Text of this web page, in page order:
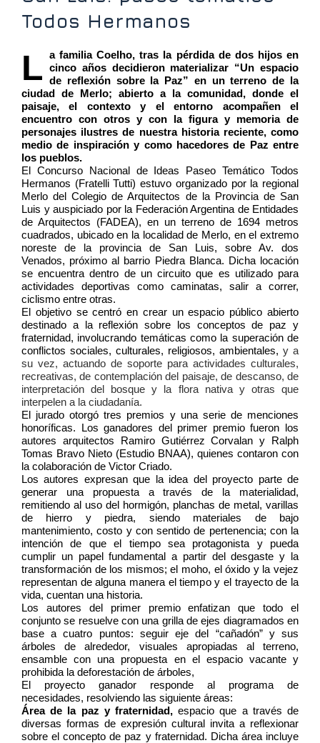
Todos Hermanos
La familia Coelho, tras la pérdida de dos hijos en
cinco años decidieron materializar “Un espacio
de reflexión sobre la Paz” en un terreno de la
ciudad de Merlo; abierto a la comunidad, donde el
paisaje, el contexto y el entorno acompañen el
encuentro con otros y con la figura y memoria de
personajes ilustres de nuestra historia reciente, como
medio de inspiración y como hacedores de Paz entre
los pueblos.
El Concurso Nacional de Ideas Paseo Temático Todos
Hermanos (Fratelli Tutti) estuvo organizado por la regional
Merlo del Colegio de Arquitectos de la Provincia de San
Luis y auspiciado por la Federación Argentina de Entidades
de Arquitectos (FADEA), en un terreno de 1694 metros
cuadrados, ubicado en la localidad de Merlo, en el extremo
noreste de la provincia de San Luis, sobre Av. dos
Venados, próximo al barrio Piedra Blanca. Dicha locación
se encuentra dentro de un circuito que es utilizado para
actividades deportivas como caminatas, salir a correr,
ciclismo entre otras.
El objetivo se centró en crear un espacio público abierto
destinado a la reflexión sobre los conceptos de paz y
fraternidad, involucrando temáticas como la superación de
conflictos sociales, culturales, religiosos, ambientales, y a
su vez, actuando de soporte para actividades culturales,
recreativas, de contemplación del paisaje, de descanso, de
interpretación del bosque y la flora nativa y otras que
interpelen a la ciudadanía.
El jurado otorgó tres premios y una serie de menciones
honoríficas. Los ganadores del primer premio fueron los
autores arquitectos Ramiro Gutiérrez Corvalan y Ralph
Tomas Bravo Nieto (Estudio BNAA), quienes contaron con
la colaboración de Victor Criado.
Los autores expresan que la idea del proyecto parte de
generar una propuesta a través de la materialidad,
remitiendo al uso del hormigón, planchas de metal, varillas
de hierro y piedra, siendo materiales de bajo
mantenimiento, costo y con sentido de pertenencia; con la
intención de que el tiempo sea protagonista y pueda
cumplir un papel fundamental a partir del desgaste y la
transformación de los mismos; el moho, el óxido y la vejez
representan de alguna manera el tiempo y el trayecto de la
vida, cuentan una historia.
Los autores del primer premio enfatizan que todo el
conjunto se resuelve con una grilla de ejes diagramados en
base a cuatro puntos: seguir eje del “cañadón” y sus
árboles de alrededor, visuales apropiadas al terreno,
ensamble con una propuesta en el espacio vacante y
prohibida la deforestación de árboles,
El proyecto ganador responde al programa de
necesidades, resolviendo las siguiente áreas:
Área de la paz y fraternidad, espacio que a través de
diversas formas de expresión cultural invita a reflexionar
sobre el concepto de paz y fraternidad. Dicha área incluye